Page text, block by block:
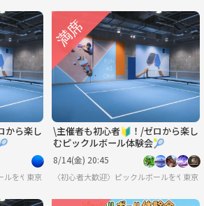
から楽し
ルをやろう
東京
\主催者も初心者🔰！/ゼロから楽し
むピックルボール体験会🎾
8/14(金) 20:45
〈初心者大歓迎〉ピックルボールをやろう
東京